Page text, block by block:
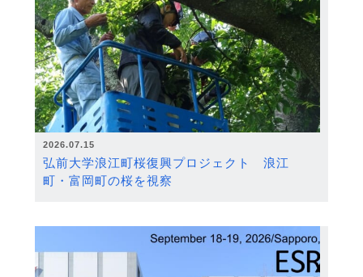
2026.07.15
弘前大学浪江町桜復興プロジェクト 浪江
町・富岡町の桜を視察